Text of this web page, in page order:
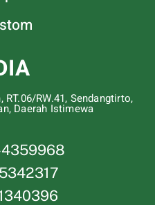
RW.41, Sendangtirto,
Daerah Istimewa